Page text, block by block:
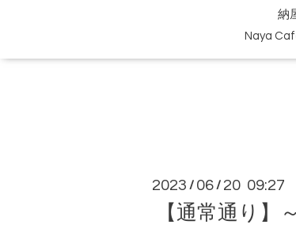
納
Naya
2023 / 06 / 20 09:27
【通常通り】